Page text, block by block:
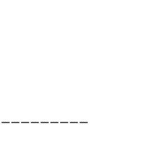
ーーーーーーーー